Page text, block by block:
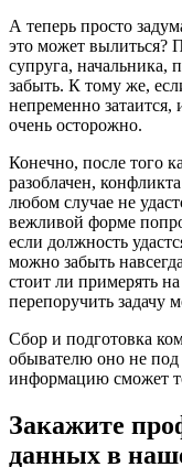
А теперь просто
это может вылиться?
супруга, начальника,
забыть. К тому же,
непременно затаится,
очень осторожно.
Конечно, после того
разоблачен,
любом случае не
вежливой форме
если должность
можно забыть
стоит ли примерять
перепоручить задачу
Сбор и подготовка
обывателю оно не под
информацию сможет
Закажите
данных в